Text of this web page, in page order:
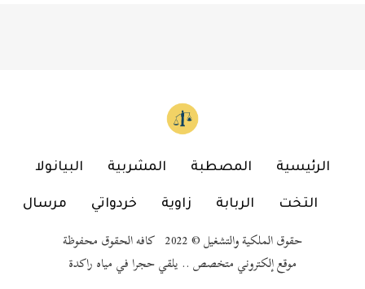
الرئيسية المصطبة المشربية البيانولا
التخت الربابة زاوية خردواتي مرسال
حقوق الملكية والتشغيل © 2022 كافه الحقوق محفوظة
موقع إلكتروني متخصص .. يلقي حجرا في مياه راكدة